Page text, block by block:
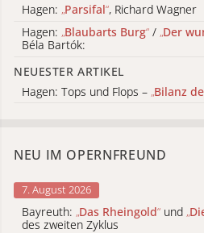
Hagen: „Parsifal“, Richard Wagner
Hagen: „Blaubarts Burg“ / „Der
Béla Bartók:
NEUESTER ARTIKEL
Hagen: Tops und Flops – „Bilanz
NEU IM OPERNFREUND
7. August 2026
Bayreuth: „Das Rheingold“ und „
des zweiten Zyklus